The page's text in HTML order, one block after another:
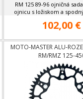
RM 125 89-96 ojničná
ojnicu s ložiskom a
102,00 €
MOTO-MASTER ALU-
RM/RMZ 125-